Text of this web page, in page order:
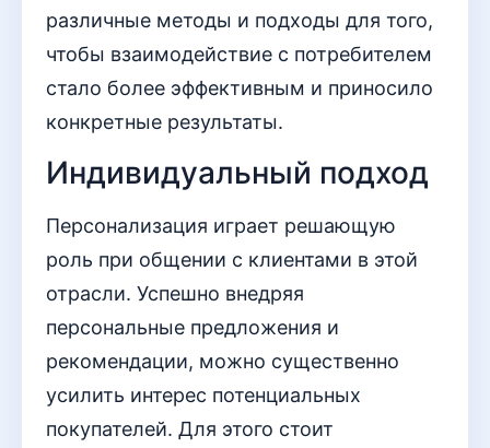
различные методы и подходы для того,
чтобы взаимодействие с потребителем
стало более эффективным и приносило
конкретные результаты.
Индивидуальный подход
Персонализация играет решающую
роль при общении с клиентами в этой
отрасли. Успешно внедряя
персональные предложения и
рекомендации, можно существенно
усилить интерес потенциальных
покупателей. Для этого стоит